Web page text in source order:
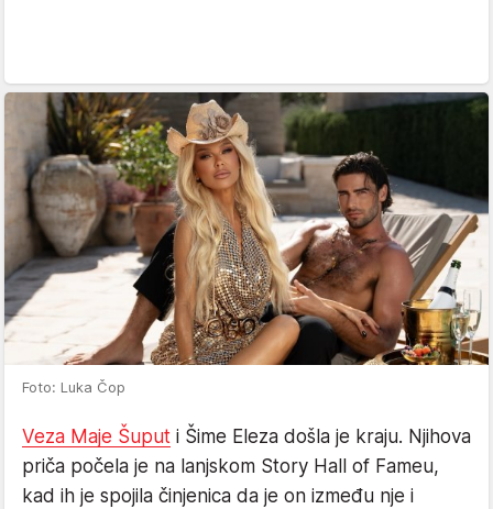
Foto: Luka Čop
Veza Maje Šuput i Šime Eleza došla je kraju. Njihova
priča počela je na lanjskom Story Hall of Fameu,
kad ih je spojila činjenica da je on između nje i